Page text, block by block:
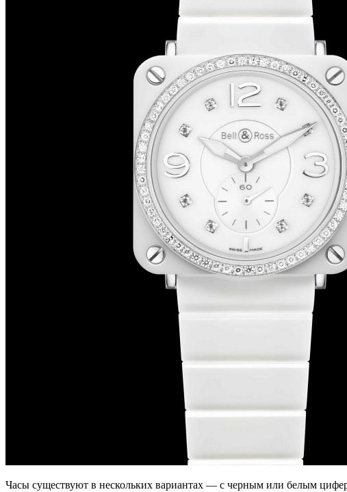
Часы существуют в нескольких вариантах — с черным или белым